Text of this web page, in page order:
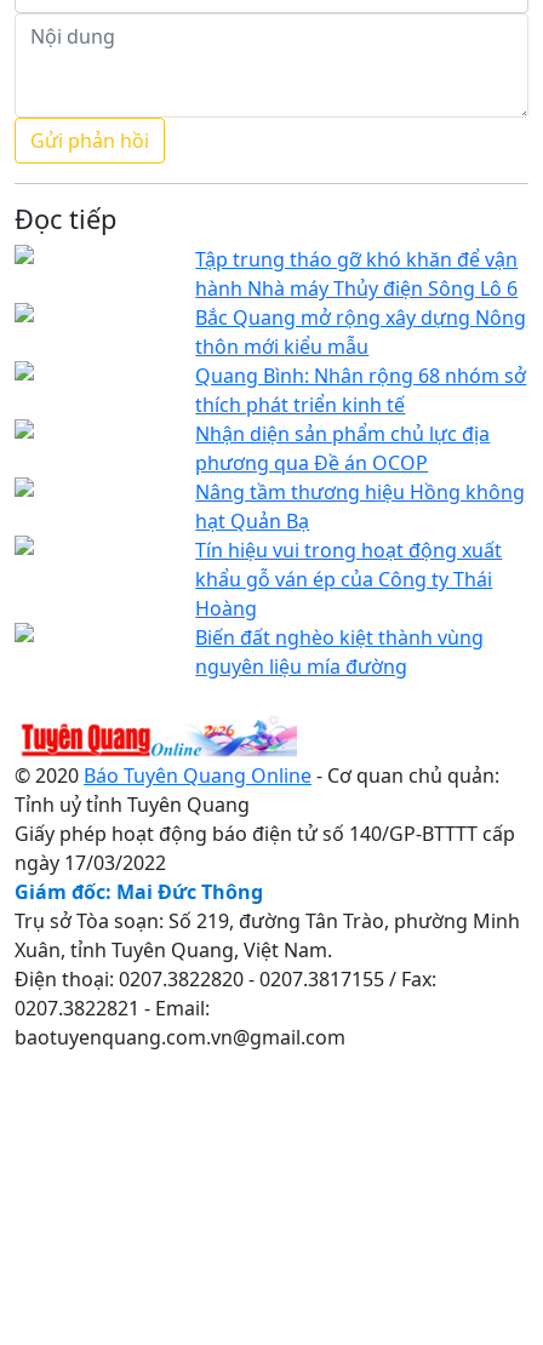
Đọc tiếp
Tập trung tháo gỡ khó khăn để vận
hành Nhà máy Thủy điện Sông Lô 6
Bắc Quang mở rộng xây dựng Nông
thôn mới kiểu mẫu
Quang Bình: Nhân rộng 68 nhóm sở
thích phát triển kinh tế
Nhận diện sản phẩm chủ lực địa
phương qua Đề án OCOP
Nâng tầm thương hiệu Hồng không
hạt Quản Bạ
Tín hiệu vui trong hoạt động xuất
khẩu gỗ ván ép của Công ty Thái
Hoàng
Biến đất nghèo kiệt thành vùng
nguyên liệu mía đường
© 2020 Báo Tuyên Quang Online- Cơ quan chủ quản:
Tỉnh uỷ tỉnh Tuyên Quang
Giấy phép hoạt động báo điện tử số 140/GP-BTTTT cấp
ngày 17/03/2022
Giám đốc: Mai Đức Thông
Trụ sở Tòa soạn: Số 219, đường Tân Trào, phường Minh
Xuân, tỉnh Tuyên Quang, Việt Nam.
Điện thoại: 0207.3822820 - 0207.3817155 / Fax:
0207.3822821 - Email:
baotuyenquang.com.vn@gmail.com